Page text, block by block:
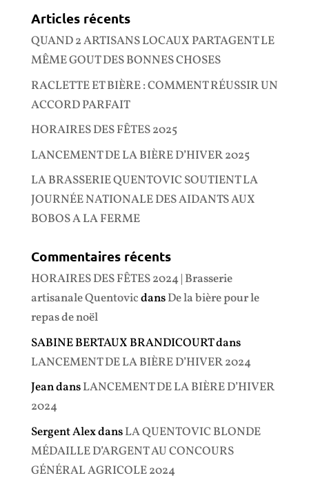
Articles récents
QUAND 2 ARTISANS LOCAUX PARTAGENT LE
MÊME GOUT DES BONNES CHOSES
RACLETTE ET BIÈRE : COMMENT RÉUSSIR UN
ACCORD PARFAIT
HORAIRES DES FÊTES 2025
LANCEMENT DE LA BIÈRE D’HIVER 2025
LA BRASSERIE QUENTOVIC SOUTIENT LA
JOURNÉE NATIONALE DES AIDANTS AUX
BOBOS A LA FERME
Commentaires récents
HORAIRES DES FÊTES 2024 | Brasserie
artisanale QuentovicdansDe la bière pour le
repas de noël
SABINE BERTAUX BRANDICOURTdans
LANCEMENT DE LA BIÈRE D’HIVER 2024
JeandansLANCEMENT DE LA BIÈRE D’HIVER
2024
Sergent AlexdansLA QUENTOVIC BLONDE
MÉDAILLE D’ARGENT AU CONCOURS
GÉNÉRAL AGRICOLE 2024